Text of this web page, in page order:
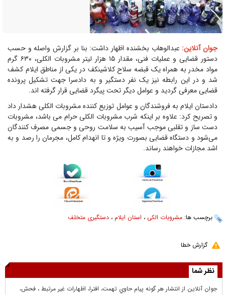
جوان آنلاین: عبدالوهاب بخشنده اظهار داشت: بنا بر گزارش واصله و حسب
دستور قضایی و عملیات فنی، مقدار ۱۵ هزار لیتر مشروبات الکلی، ۶۳۰ گرم
مواد مخدر به همراه یک قبضه سلاح کلاشینکف در یکی از مناطق ایلام کشف
شد و در این رابطه نیز یک نفر دستگیر و به دادسرا جهت تشکیل پرونده
قضایی معرفی گردید و عوامل دیگر تحت پیگرد قضایی قرار گرفته اند.
دادستان ایلام به فروشندگان و عوامل توزیع کننده مشروبات الکلی هشدار داد
و تصریح کرد: علاوه بر اینکه شرب مشروبات الکلی حرام می باشد، مشروبات
دست ساز و تقلبی موجب آسیب به سلامت روحی و جسمی مصرف کنندگان
می‌شود و دستگاه قضایی بصورت ویژه و تا انهدام کامل، مجرمان را رصد و به
اشد مجازات خواهند رساند.
برچسب ها: مشروبات الکی ، استان ایلام ، دستگیری متخلف
گزارش خطا
نظر شما
جوان آنلاين از انتشار هر گونه پيام حاوي تهمت، افترا، اظهارات غير مرتبط ، فحش،